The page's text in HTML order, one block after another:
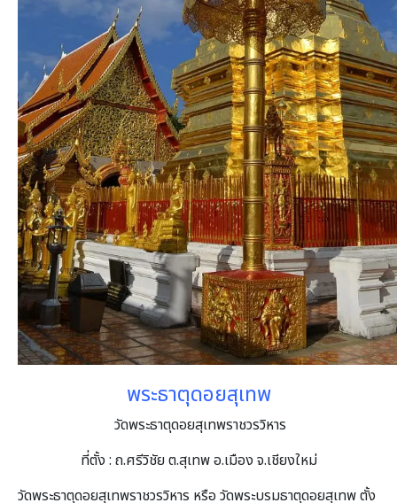
พระธาตุดอยสุเทพ
วัดพระธาตุดอยสุเทพราชวรวิหาร
ที่ตั้ง : ถ.ศรีวิชัย ต.สุเทพ อ.เมือง จ.เชียงใหม่
วัดพระธาตุดอยสุเทพราชวรวิหาร หรือ วัดพระบรมธาตุดอยสุเทพ ตั้ง